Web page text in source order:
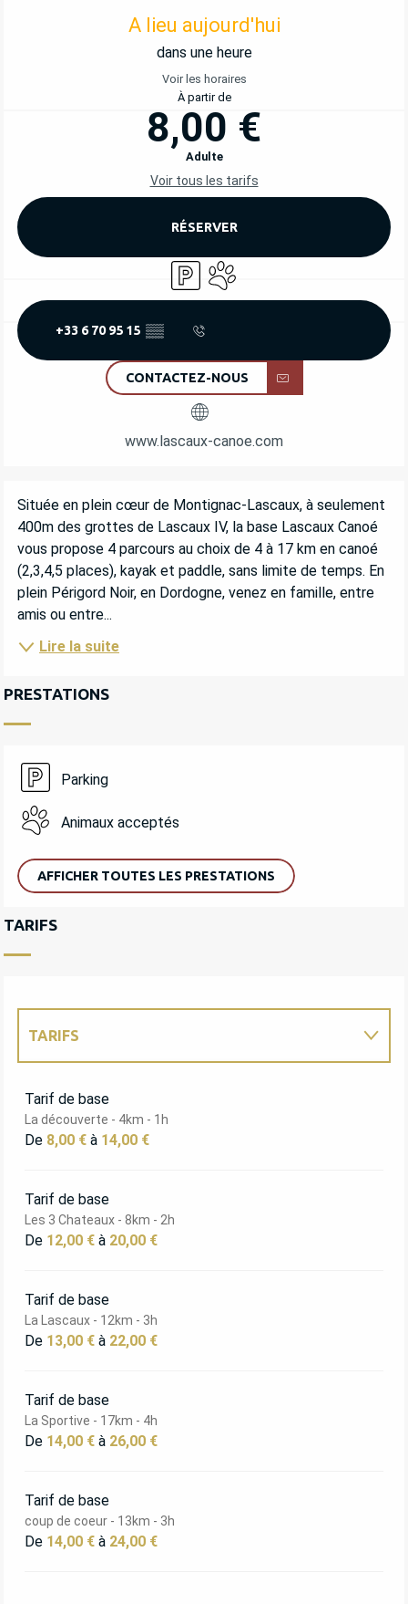
OUVERTURE ET COORDONNÉES
A lieu aujourd'hui
dans une heure
Voir les horaires
À partir de
8,00 €
Adulte
Voir tous les tarifs
RÉSERVER
ParkingAnimaux acceptés
+33 6 70 95 15 ▒▒
CONTACTEZ-NOUS
www.lascaux-canoe.com
DESCRIPTION
Située en plein cœur de Montignac-Lascaux, à seulement
400m des grottes de Lascaux IV, la base Lascaux Canoé
vous propose 4 parcours au choix de 4 à 17 km en canoé
(2,3,4,5 places), kayak et paddle, sans limite de temps. En
plein Périgord Noir, en Dordogne, venez en famille, entre
amis ou entre...
Lire la suite
PRESTATIONS
Parking
Animaux acceptés
AFFICHER TOUTES LES PRESTATIONS
TARIFS
TARIFS
TARIFS 2027
Tarif de base
La découverte - 4km - 1h
De 8,00 € à 14,00 €
Tarif de base
Les 3 Chateaux - 8km - 2h
De 12,00 € à 20,00 €
Tarif de base
La Lascaux - 12km - 3h
De 13,00 € à 22,00 €
Tarif de base
La Sportive - 17km - 4h
De 14,00 € à 26,00 €
Tarif de base
coup de coeur - 13km - 3h
De 14,00 € à 24,00 €